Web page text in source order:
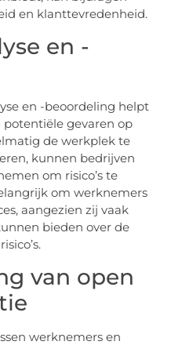
en klanttevredenheid.
en -
en -beoordeling helpt
gevaren op
de werkplek te
kunnen bedrijven
om risico’s te
om werknemers
aangezien zij vaak
bieden over de
van open
werknemers en